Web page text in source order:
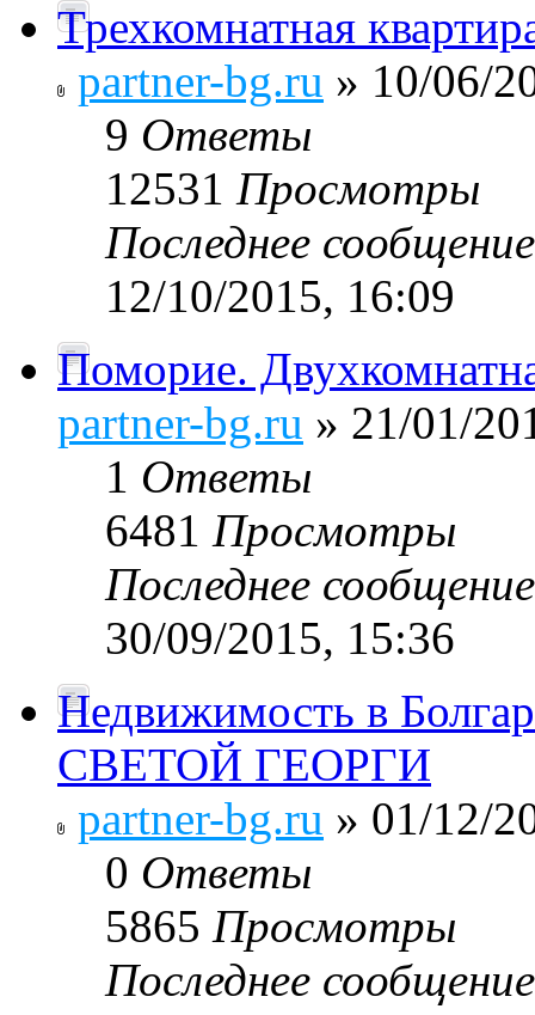
Трехкомнатная
partner-bg.ru » 10/06/
9 Ответы
12531 Просмотры
Последнее
12/10/2015, 16:09
Поморие.
partner-bg.ru » 21/01/
1 Ответы
6481 Просмотры
Последнее
30/09/2015, 15:36
Недвижимость в
СВЕТОЙ ГЕОРГИ
partner-bg.ru » 01/12/
0 Ответы
5865 Просмотры
Последнее